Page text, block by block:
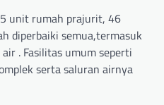
unit rumah prajurit, 46
diperbaiki semua,termasuk
. Fasilitas umum seperti
serta saluran airnya